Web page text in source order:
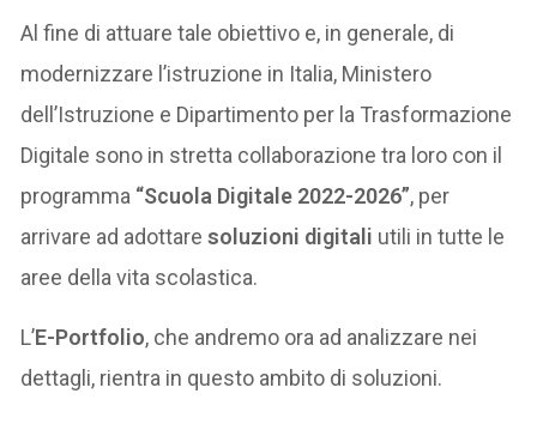
Al fine di attuare tale obiettivo e, in generale, di
modernizzare l’istruzione in Italia, Ministero
dell’Istruzione e Dipartimento per la Trasformazione
Digitale sono in stretta collaborazione tra loro con il
programma “Scuola Digitale 2022-2026”, per
arrivare ad adottaresoluzioni digitali utili in tutte le
aree della vita scolastica.
L’E-Portfolio, che andremo ora ad analizzare nei
dettagli, rientra in questo ambito di soluzioni.